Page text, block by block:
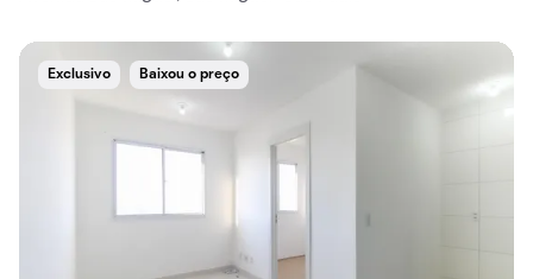
Exclusivo Baixou o preço